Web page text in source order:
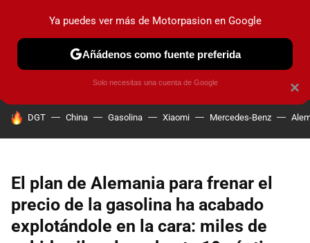
PRUEBAS COCHES ELÉCTRICOS OBSERVATORIO
HOY SE HABLA DE
DGT China Gasolina Xiaomi Mercedes-Benz
El plan de Alemania para frenar el
precio de la gasolina ha acabado
explotándole en la cara: miles de
×
Ya puedes ver más de Motorpasion en Google
Añádenos como fuente preferida
Solo necesitas una cuenta de Google